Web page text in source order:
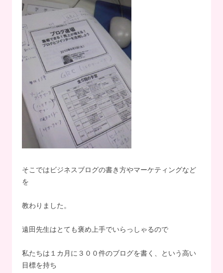
そこではビジネスブログの書き方やマーケティングなど
を
教わりました。
遠田先生はとても褒め上手でいらっしゃるので
私たちは１カ月に３００件のブログを書く、という高い
目標を持ち